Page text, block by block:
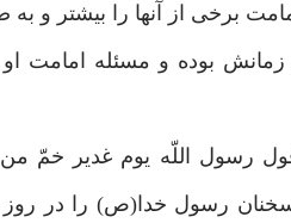
برخى از آنها را بيشتر و
زمانش بوده و مسئله امامت
رسول اللّه يوم غدير خمّ
كرديد سخنان رسول خدا(ص) را